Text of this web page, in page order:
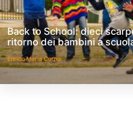
Back to School: dieci
ritorno dei bambini a
Enrico Maria Corno
15 Settembre 2014